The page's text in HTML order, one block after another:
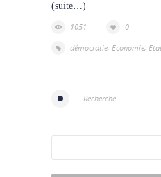
(suite…)
1051
0
démocratie, Economie,
Recherche